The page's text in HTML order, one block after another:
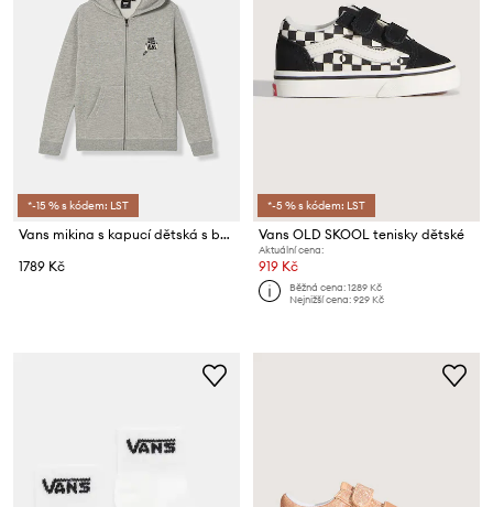
*-15 % s kódem: LST
Vans mikina s kapucí dětská s bavlnou Dumpster
1789 Kč
*-5 % s kódem: LST
Vans OLD SKOOL tenisky dětské
Aktuální cena:
919 Kč
Běžná cena:1289 Kč
Nejnižší cena:929 Kč